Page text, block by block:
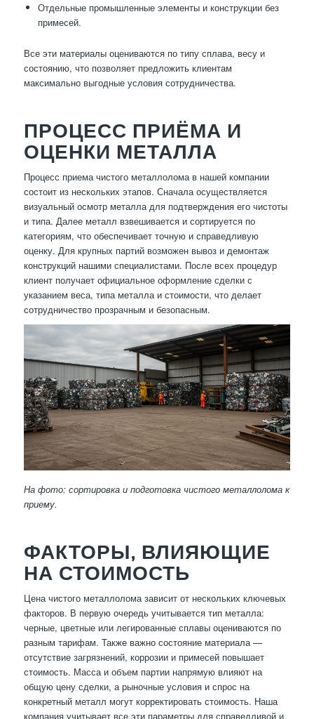
Отдельные промышленные элементы и конструкции без
примесей.
Все эти материалы оцениваются по типу сплава, весу и
состоянию, что позволяет предложить клиентам
максимально выгодные условия сотрудничества.
ПРОЦЕСС ПРИЁМА И
ОЦЕНКИ МЕТАЛЛА
Процесс приема чистого металлолома в нашей компании
состоит из нескольких этапов. Сначала осуществляется
визуальный осмотр металла для подтверждения его чистоты
и типа. Далее металл взвешивается и сортируется по
категориям, что обеспечивает точную и справедливую
оценку. Для крупных партий возможен вывоз и демонтаж
конструкций нашими специалистами. После всех процедур
клиент получает официальное оформление сделки с
указанием веса, типа металла и стоимости, что делает
сотрудничество прозрачным и безопасным.
На фото: сортировка и подготовка чистого металлолома к
приему.
ФАКТОРЫ, ВЛИЯЮЩИЕ
НА СТОИМОСТЬ
Цена чистого металлолома зависит от нескольких ключевых
факторов. В первую очередь учитывается тип металла:
черные, цветные или легированные сплавы оцениваются по
разным тарифам. Также важно состояние материала —
отсутствие загрязнений, коррозии и примесей повышает
стоимость. Масса и объем партии напрямую влияют на
общую цену сделки, а рыночные условия и спрос на
конкретный металл могут корректировать стоимость. Наша
компания учитывает все эти параметры для справедливой и